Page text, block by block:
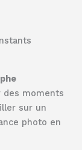
des moments
sur un
photo en